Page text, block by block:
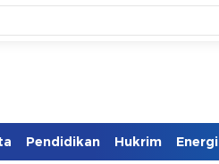
Pendidikan Hukrim Energi